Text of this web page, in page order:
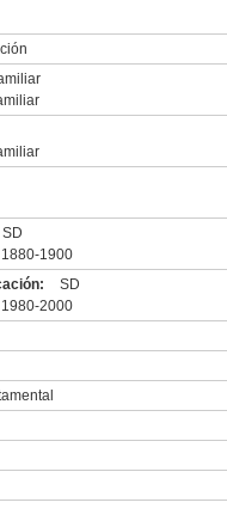
Anterior Pausa
SD
1880-1900
SD
1980-2000